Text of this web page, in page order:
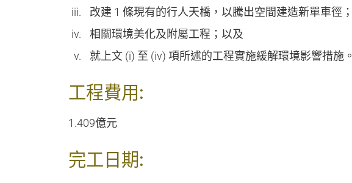
改建 1 條現有的行人天橋，以騰出空間建造新單車徑；
相關環境美化及附屬工程；以及
就上文 (i) 至 (iv) 項所述的工程實施緩解環境影響措施。
工程費用:
1.409億元
完工日期: